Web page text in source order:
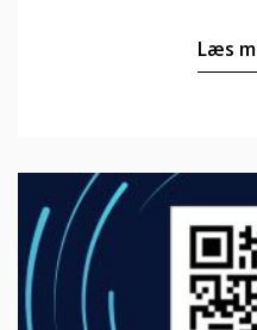
Læs